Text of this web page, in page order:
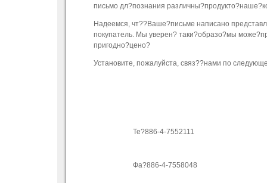
письмо дл?познания
Надеемся, чт??Ваше?письме написано
покупатель. Мы уверен? таки?образо?мы
пригодно?цено?
Установите, пожалуйста, связ??нами по
Те?886-4-7552111
Фа?886-4-7558048